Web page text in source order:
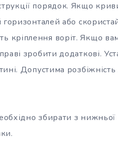
порядок. Якщо
або
кріплення воріт. Якщо
зробити додаткові.
Допустима розбіжність
збирати з нижньої